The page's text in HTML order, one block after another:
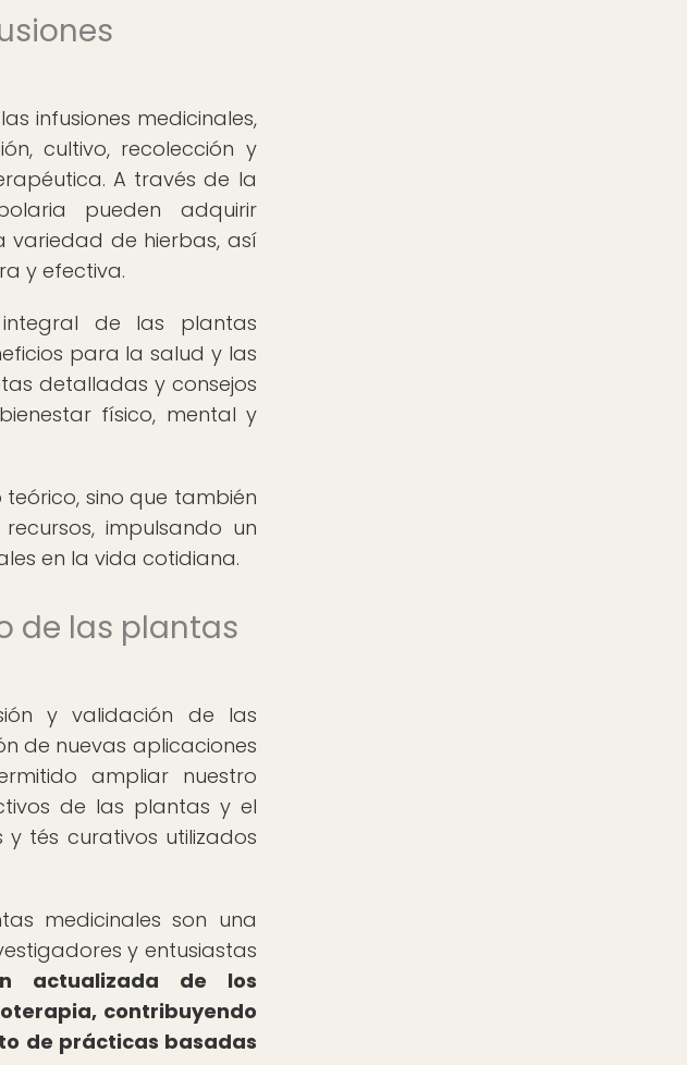
infusiones medicinales,
cultivo, recolección y
A través de la
pueden adquirir
variedad de hierbas, así
y efectiva.
de las plantas
para la salud y las
detalladas y consejos
físico, mental y
sino que también
impulsando un
en la vida cotidiana.
de las plantas
y validación de las
de nuevas aplicaciones
ampliar nuestro
de las plantas y el
tés curativos utilizados
medicinales son una
y entusiastas
actualizada de los
contribuyendo
de prácticas basadas